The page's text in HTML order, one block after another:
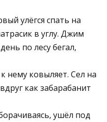
улёгся спать на
в углу. Джим
по лесу бегал,
нему ковыляет. Сел на
как забарабанит
ушёл под